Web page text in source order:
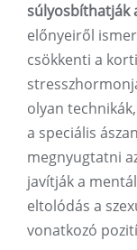
súlyosbíthatják
előnyeiről
csökkenti a
olyan
a speciális
megnyugtatni
javítják a
eltolódás a
vonatkozó